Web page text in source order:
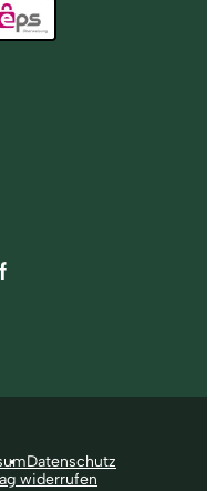
Datenschutz
widerrufen